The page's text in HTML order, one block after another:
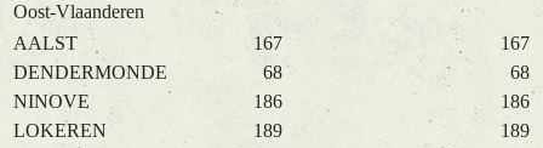
Oost-Vlaanderen
AALST
167
167
DENDERMONDE
68
68
NINOVE
186
186
LOKEREN
189
189